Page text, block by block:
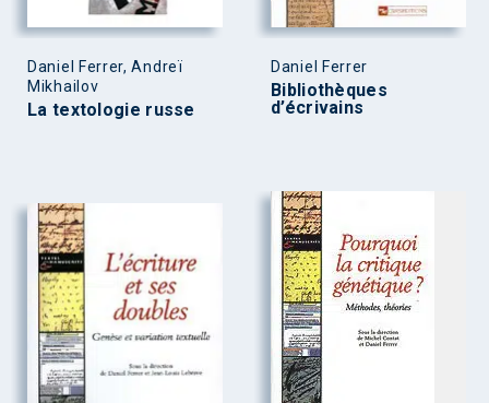
Daniel Ferrer, Andreï
Mikhailov
La textologie russe
Daniel Ferrer
Bibliothèques
d’écrivains